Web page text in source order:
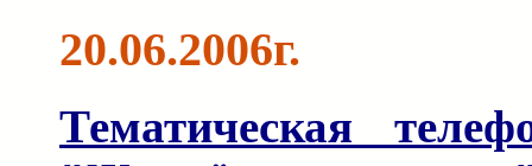
20.06.2006г.
Тематическая